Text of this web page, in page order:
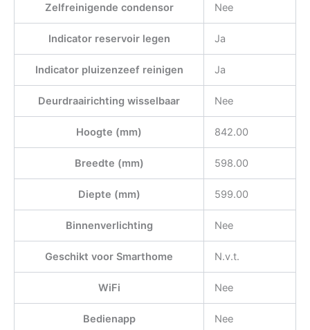
Zelfreinigende condensor Nee
Indicator reservoir legen Ja
Indicator pluizenzeef reinigen Ja
Deurdraairichting wisselbaar Nee
Hoogte (mm) 842.00
Breedte (mm) 598.00
Diepte (mm) 599.00
Binnenverlichting Nee
Geschikt voor Smarthome N.v.t.
WiFi Nee
Bedienapp Nee